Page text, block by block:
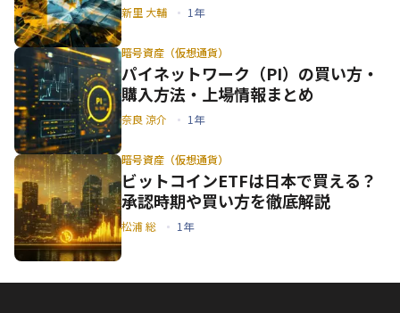
新里 大輔 1年
暗号資産（仮想通貨）
パイネットワーク（PI）の買い方・
購入方法・上場情報まとめ
奈良 涼介 1年
暗号資産（仮想通貨）
ビットコインETFは日本で買える？
承認時期や買い方を徹底解説
松浦 総 1年